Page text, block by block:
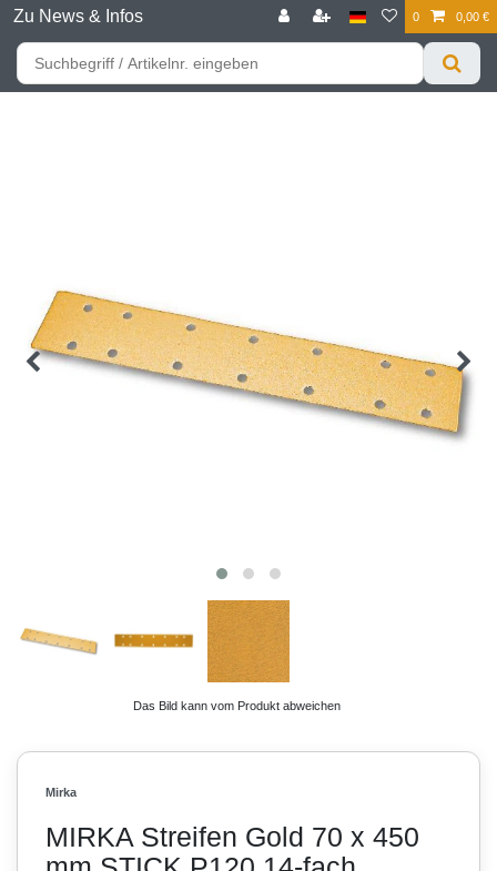
Zu News & Infos 0 0,00 €
Für bessere Preise HIER registrieren!
Das Bild kann vom Produkt abweichen
Mirka
MIRKA Streifen Gold 70 x 450